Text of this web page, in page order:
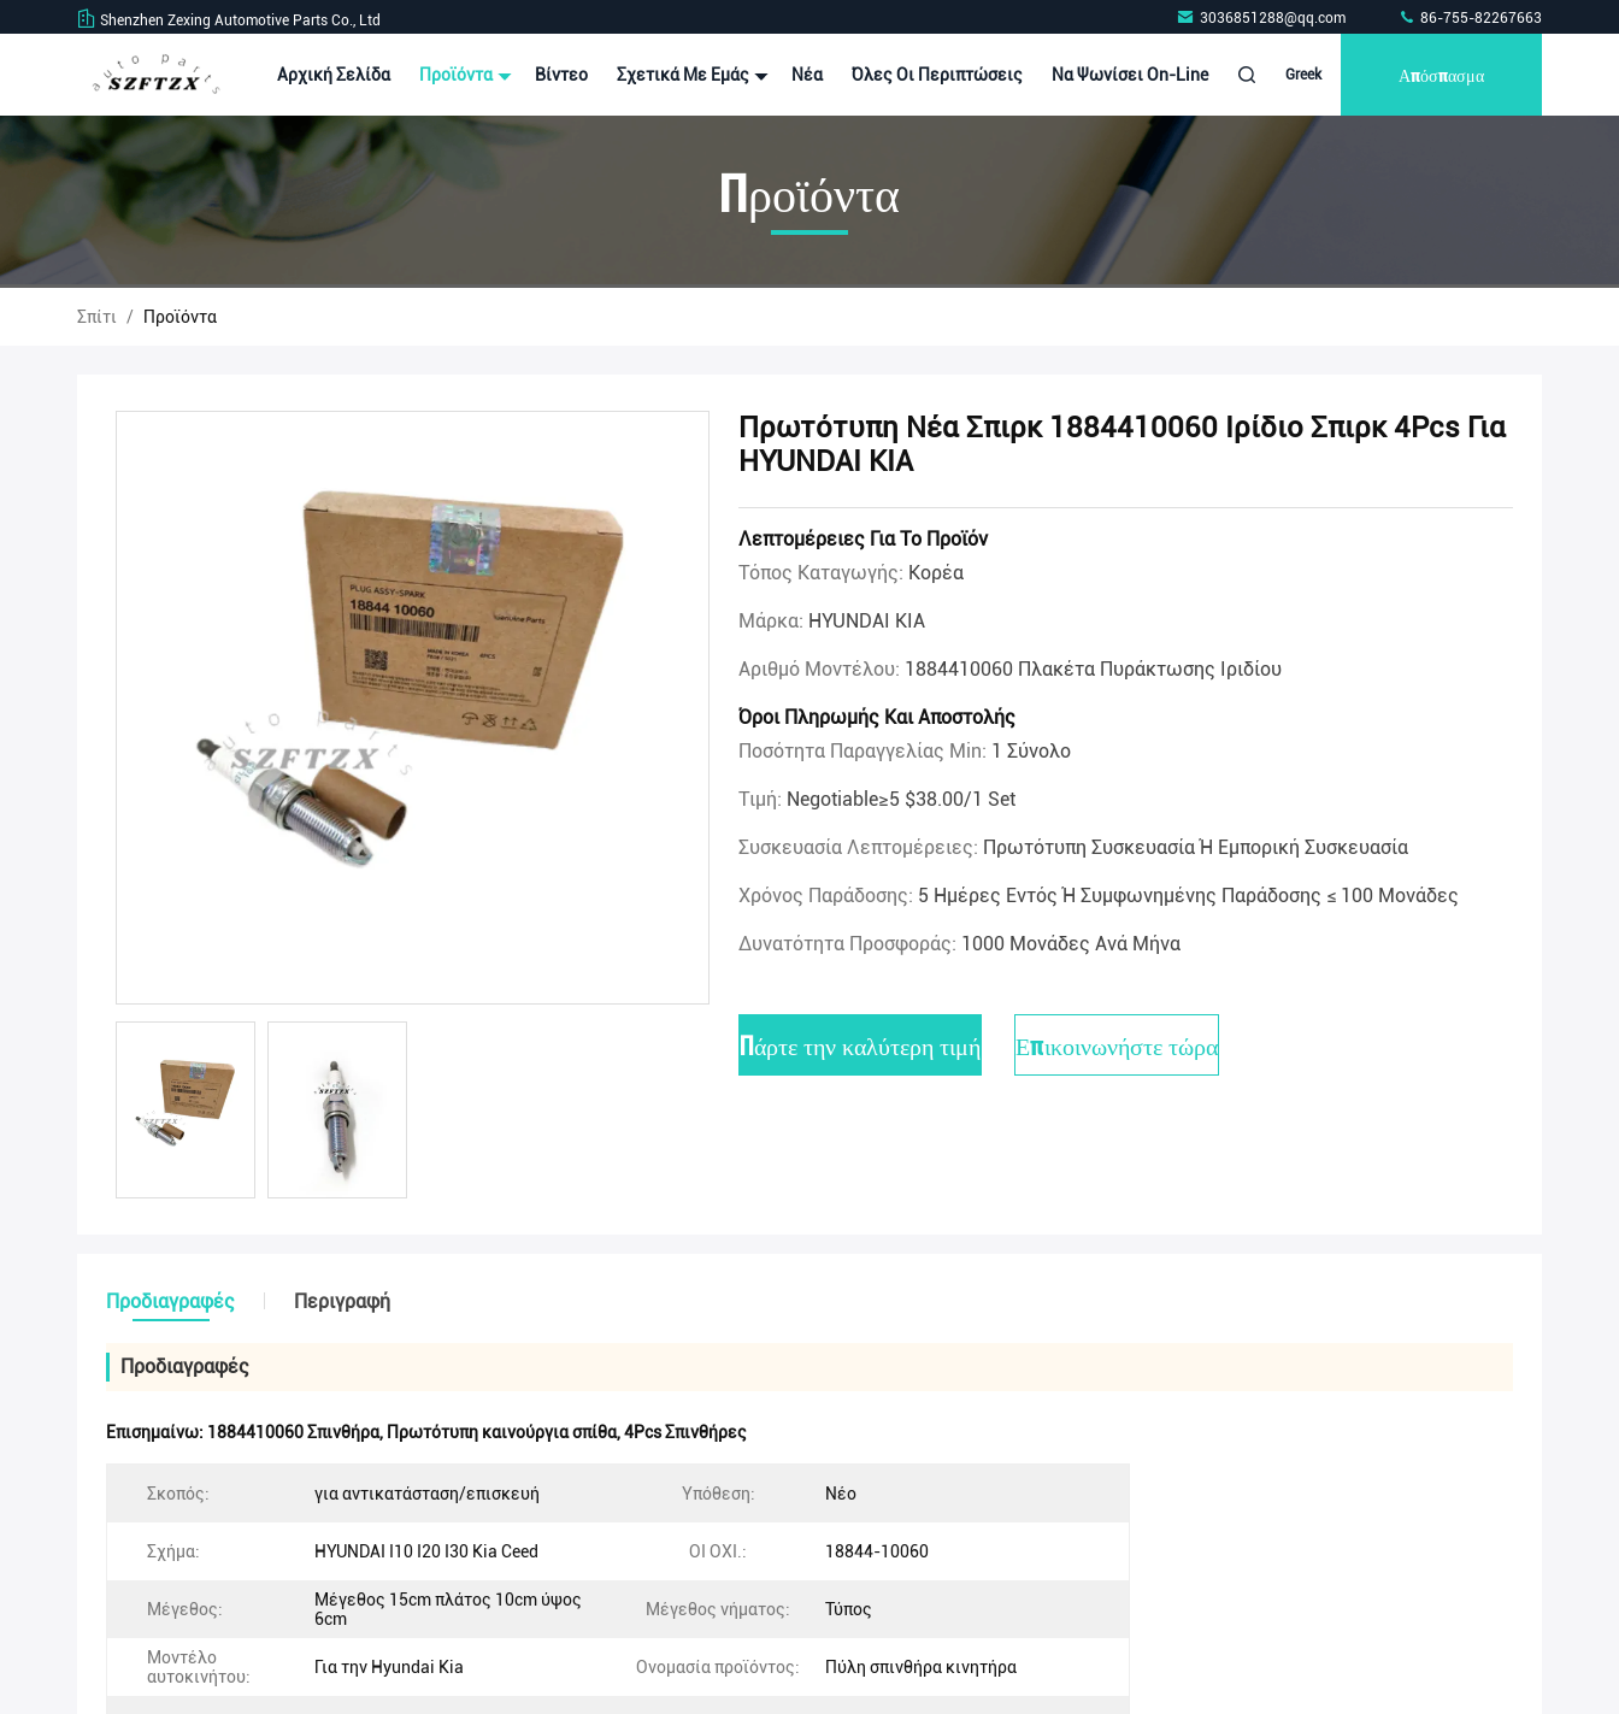
Shenzhen Zexing Automotive Parts Co., Ltd 3036851288@qq.com 86-755-82267663
Αρχική Σελίδα Προϊόντα Βίντεο Σχετικά Με Εμάς Νέα Όλες Οι Περιπτώσεις Να Ψωνίσει On-Line Greek Απόσπασμα
Προϊόντα
Σπίτι / Προϊόντα
Πρωτότυπη Νέα Σπιρκ 1884410060 Ιρίδιο Σπιρκ 4Pcs Για
HYUNDAI KIA
Λεπτομέρειες Για Το Προϊόν
Τόπος Καταγωγής: Κορέα
Μάρκα: HYUNDAI KIA
Αριθμό Μοντέλου: 1884410060 Πλακέτα Πυράκτωσης Ιριδίου
Όροι Πληρωμής Και Αποστολής
Ποσότητα Παραγγελίας Min: 1 Σύνολο
Τιμή: Negotiable≥5 $38.00/1 Set
Συσκευασία Λεπτομέρειες: Πρωτότυπη Συσκευασία Ή Εμπορική Συσκευασία
Χρόνος Παράδοσης: 5 Ημέρες Εντός Ή Συμφωνημένης Παράδοσης ≤ 100 Μονάδες
Δυνατότητα Προσφοράς: 1000 Μονάδες Ανά Μήνα
Πάρτε την καλύτερη τιμή Επικοινωνήστε τώρα
Προδιαγραφές Περιγραφή
Προδιαγραφές
Επισημαίνω: 1884410060 Σπινθήρα, Πρωτότυπη καινούργια σπίθα,4Pcs Σπινθήρες
Σκοπός: για αντικατάσταση/επισκευή Υπόθεση: Νέο
Σχήμα: HYUNDAI I10 I20 I30 Kia Ceed ΟΙ ΟΧΙ.: 18844-10060
Μέγεθος:
Μέγεθος 15cm πλάτος 10cm ύψος
6cm
Μέγεθος νήματος: Τύπος
Μοντέλο
αυτοκινήτου:
Για την Hyundai Kia Ονομασία προϊόντος: Πύλη σπινθήρα κινητήρα